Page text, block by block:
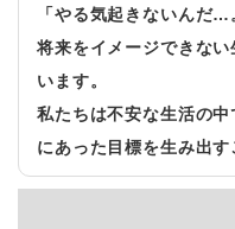
「やる気起きないんだ…
将来をイメージできな
います。
私たちは不安な生活の
にあった目標を生み出す